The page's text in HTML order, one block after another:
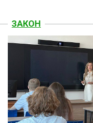
ЗАКОН